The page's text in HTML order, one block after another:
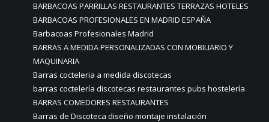
BARBACOAS PARRILLAS RESTAURANTES TERRAZAS HOTELES
BARBACOAS PROFESIONALES EN MADRID ESPAÑA
Barbacoas Profesionales Madrid
BARRAS A MEDIDA PERSONALIZADAS CON MOBILIARIO Y
MAQUINARIA
Barras cocteleria a medida discotecas
barras coctelería discotecas restaurantes pubs hostelería
BARRAS COMEDORES RESTAURANTES
Barras de Discoteca diseño montaje instalación